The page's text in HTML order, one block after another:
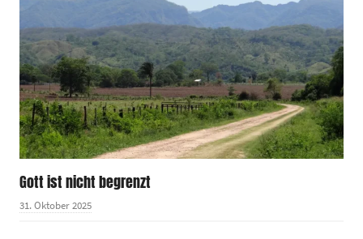
Gott ist nicht begrenzt
31. Oktober 2025